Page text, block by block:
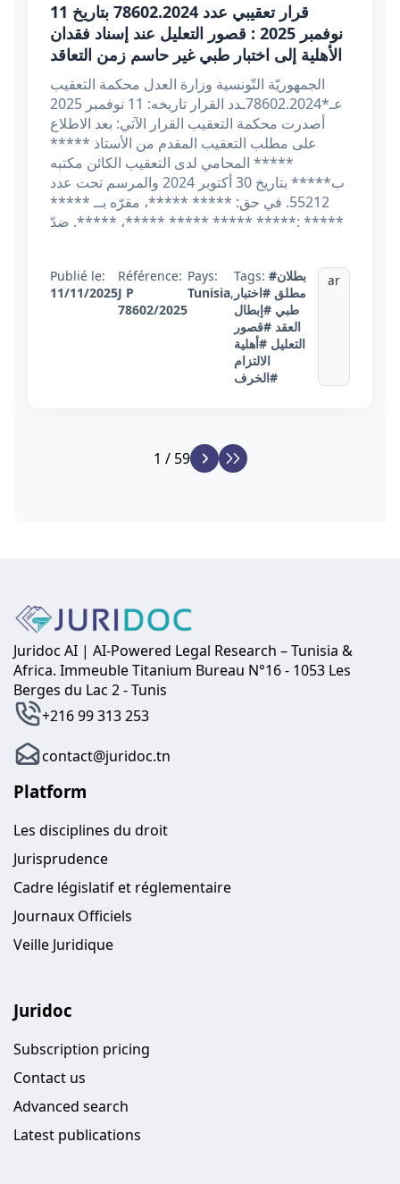
قرار تعقيبي عدد 78602.2024 بتاريخ 11
نوفمبر 2025 : قصور التعليل عند إسناد فقدان
الأهلية إلى اختبار طبي غير حاسم زمن التعاقد
الجمهوريّة التّونسية وزارة العدل محكمة التعقيب
عـ*78602.2024ـدد القرار تاريخه: 11 نوفمبر 2025
أصدرت محكمة التعقيب القرار الآتي: بعد الاطلاع
على مطلب التعقيب المقدم من الأستاذ *****
***** المحامي لدى التعقيب الكائن مكتبه
ب***** بتاريخ 30 أكتوبر 2024 والمرسم تحت عدد
55212. في حق: ***** *****، مقرّه بــ *****
***** ***** ***** *****، *****. ضدّ: *****
Publié le:
11/11/2025
Référence:
J P
78602/2025
Pays:
Tunisia,
Tags: #بطلان
مطلق #اختبار
طبي #إبطال
العقد #قصور
التعليل #أهلية
الالتزام
#الخرف
ar
1 / 59
Juridoc AI | AI-Powered Legal Research – Tunisia &
Africa. Immeuble Titanium Bureau N°16 - 1053 Les
Berges du Lac 2 - Tunis
+216 99 313 253
contact@juridoc.tn
Platform
Les disciplines du droit
Jurisprudence
Cadre législatif et réglementaire
Journaux Officiels
Veille Juridique
Juridoc
Subscription pricing
Contact us
Advanced search
Latest publications